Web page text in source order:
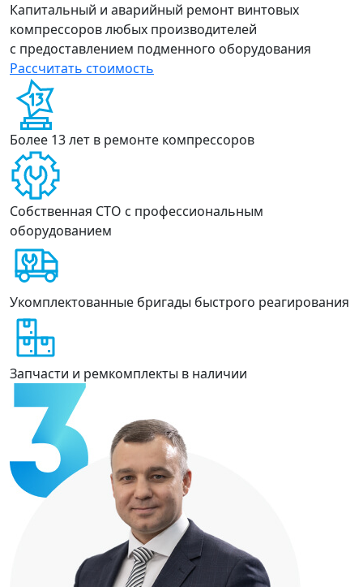
Капитальный и аварийный ремонт винтовых
компрессоров любых производителей
с предоставлением подменного оборудования
Рассчитать стоимость
Более 13 лет в ремонте компрессоров
Собственная СТО с профессиональным
оборудованием
Укомплектованные бригады быстрого реагирования
Запчасти и ремкомплекты в наличии